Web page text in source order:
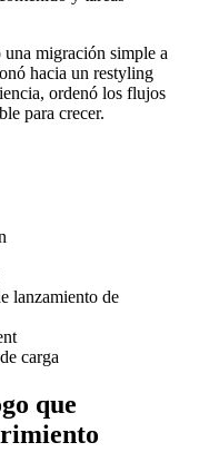
migración simple a
hacia un restyling
ordenó los flujos
para crecer.
lanzamiento de
carga
que